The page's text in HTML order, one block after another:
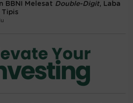
BBNI Melesat Double-Digit, Laba
Tipis